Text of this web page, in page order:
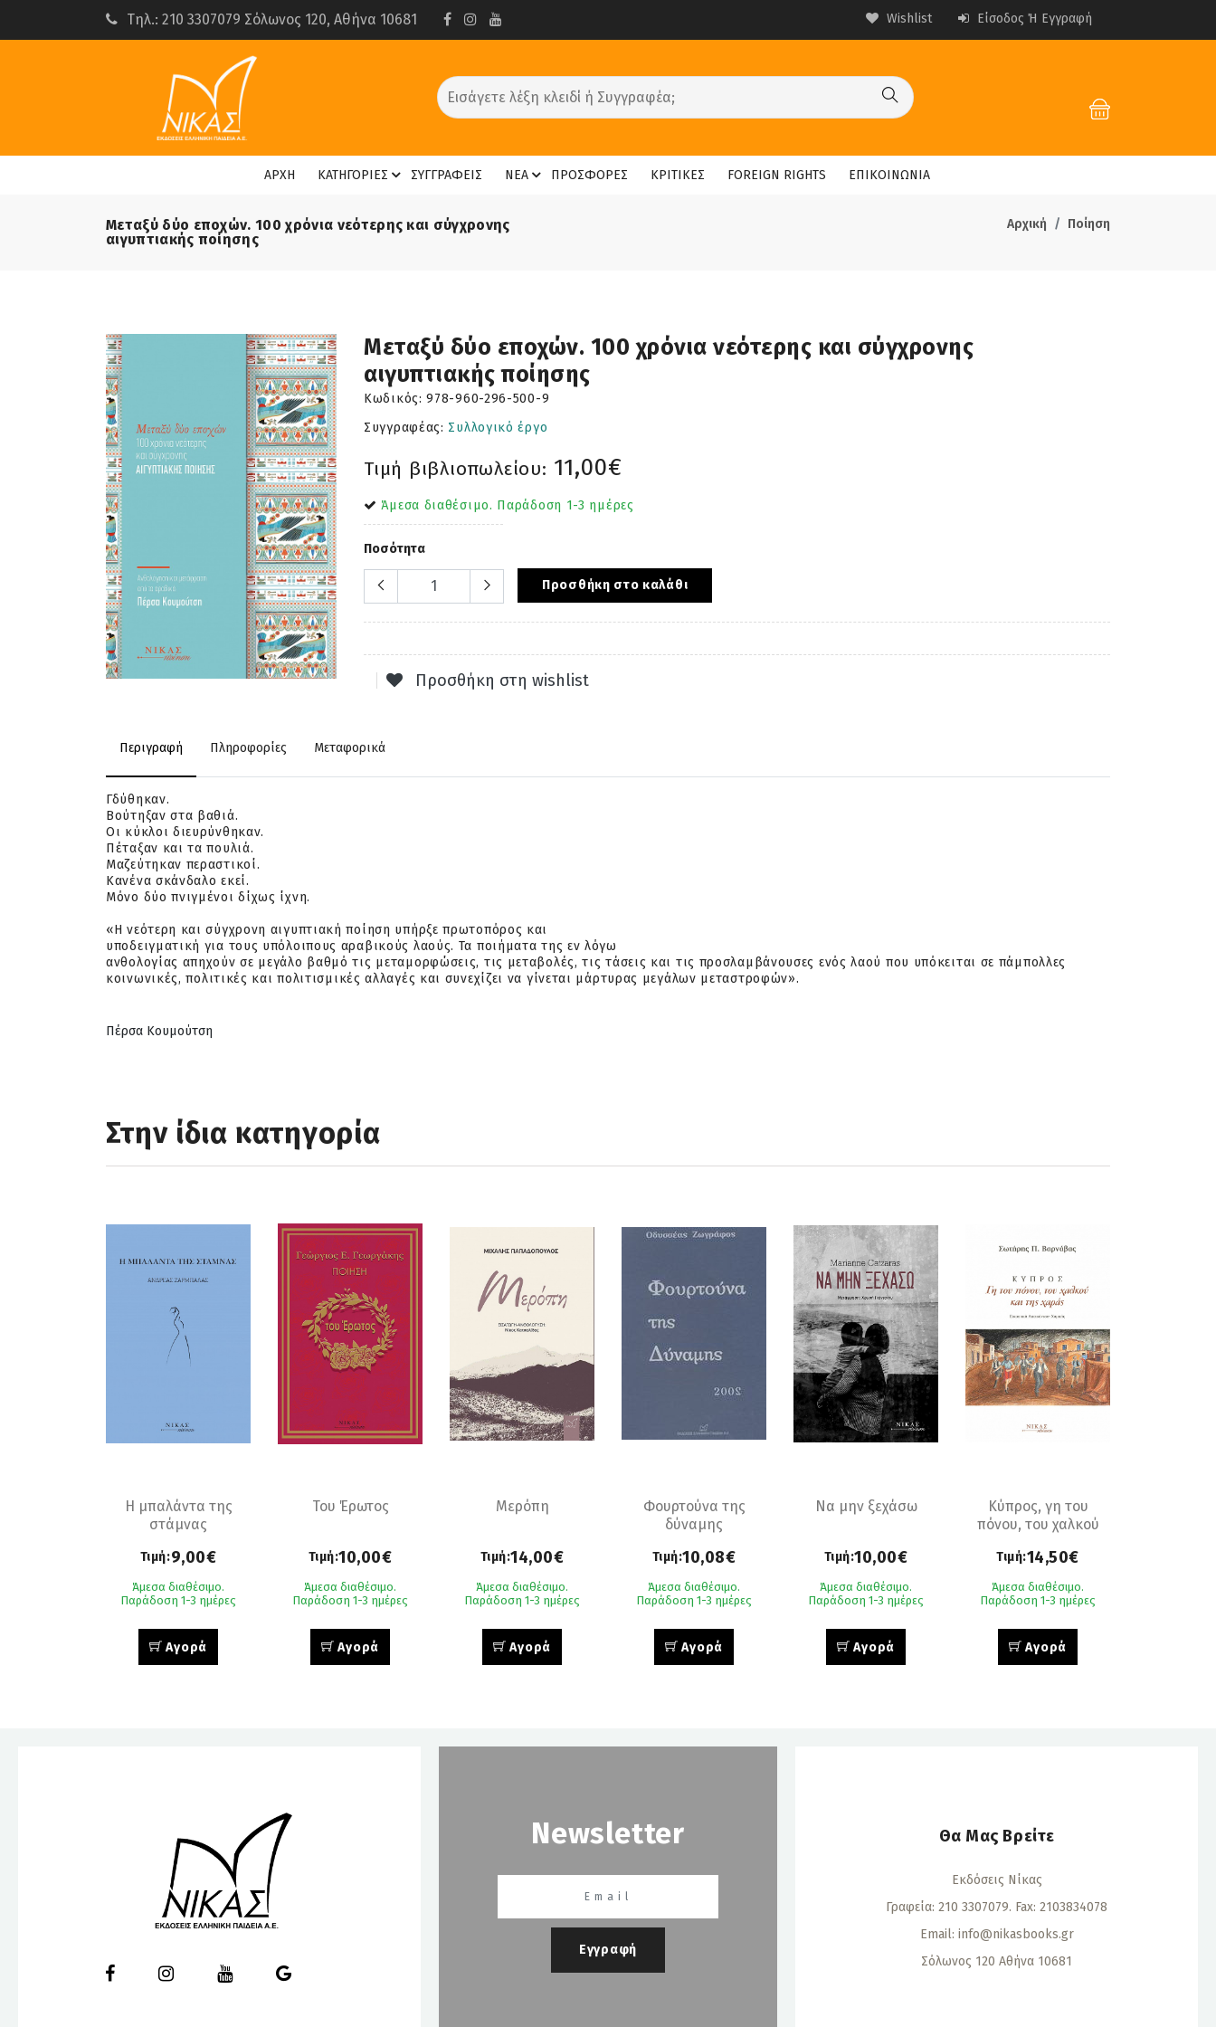
Τηλ.: 210 3307079 Σόλωνος 120, Αθήνα 10681 Wishlist Είσοδος Ή Εγγραφή
ΑΡΧΗ ΚΑΤΗΓΟΡΙΕΣ ΣΥΓΓΡΑΦΕΙΣ ΝΕΑ ΠΡΟΣΦΟΡΕΣ ΚΡΙΤΙΚΕΣ FOREIGN RIGHTS ΕΠΙΚΟΙΝΩΝΙΑ
Μεταξύ δύο εποχών. 100 χρόνια νεότερης και σύγχρονης
αιγυπτιακής ποίησης
Αρχική Ποίηση
Μεταξύ δύο εποχών. 100 χρόνια νεότερης και σύγχρονης
αιγυπτιακής ποίησης
Κωδικός:978-960-296-500-9
Συγγραφέας: Συλλογικό έργο
Τιμή βιβλιοπωλείου: 11,00€
Άμεσα διαθέσιμο. Παράδοση 1-3 ημέρες
Ποσότητα
Προσθήκη στο καλάθι
Προσθήκη στη wishlist
Περιγραφή Πληροφορίες Μεταφορικά
Γδύθηκαν.
Βούτηξαν στα βαθιά.
Οι κύκλοι διευρύνθηκαν.
Πέταξαν και τα πουλιά.
Μαζεύτηκαν περαστικοί.
Κανένα σκάνδαλο εκεί.
Μόνο δύο πνιγμένοι δίχως ίχνη.
«Η νεότερη και σύγχρονη αιγυπτιακή ποίηση υπήρξε πρωτοπόρος και
υποδειγματική για τους υπόλοιπους αραβικούς λαούς. Τα ποιήματα της εν λόγω
ανθολογίας απηχούν σε μεγάλο βαθμό τις μεταμορφώσεις, τις μεταβολές, τις τάσεις και τις προσλαμβάνουσες ενός λαού που υπόκειται σε πάμπολλες
κοινωνικές,πολιτικές και πολιτισμικές αλλαγές και συνεχίζει να γίνεται μάρτυρας μεγάλων μεταστροφών».
Πέρσα Κουμούτση
Στην ίδια κατηγορία
Η μπαλάντα της
στάμνας
Τιμή:9,00€
Άμεσα διαθέσιμο.
Παράδοση 1-3 ημέρες
Αγορά
Του Έρωτος
Τιμή:10,00€
Άμεσα διαθέσιμο.
Παράδοση 1-3 ημέρες
Αγορά
Mερόπη
Τιμή:14,00€
Άμεσα διαθέσιμο.
Παράδοση 1-3 ημέρες
Αγορά
Φουρτούνα της
δύναμης
Τιμή:10,08€
Άμεσα διαθέσιμο.
Παράδοση 1-3 ημέρες
Αγορά
Να μην ξεχάσω
Τιμή:10,00€
Άμεσα διαθέσιμο.
Παράδοση 1-3 ημέρες
Αγορά
Κύπρος, γη του
πόνου, του χαλκού
Τιμή:14,50€
Άμεσα διαθέσιμο.
Παράδοση 1-3 ημέρες
Αγορά
Newsletter
Εγγραφή
Θα Μας Βρείτε
Εκδόσεις Νίκας
Γραφεία: 210 3307079. Fax: 2103834078
Email: info@nikasbooks.gr
Σόλωνος 120 Αθήνα 10681